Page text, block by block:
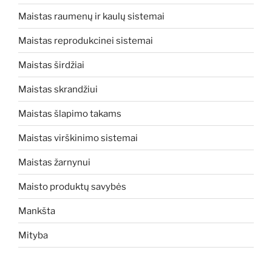
Maistas raumenų ir kaulų sistemai
Maistas reprodukcinei sistemai
Maistas širdžiai
Maistas skrandžiui
Maistas šlapimo takams
Maistas virškinimo sistemai
Maistas žarnynui
Maisto produktų savybės
Mankšta
Mityba